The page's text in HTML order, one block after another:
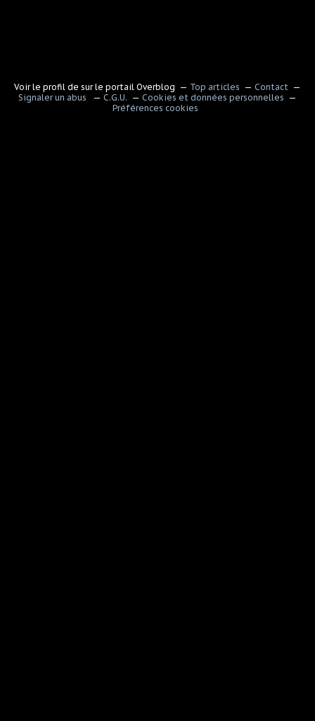
Voir le profil de sur le portail Overblog Top articles
Contact
Signaler un abus
C.G.U.
Cookies et données personnelles
Préférences cookies